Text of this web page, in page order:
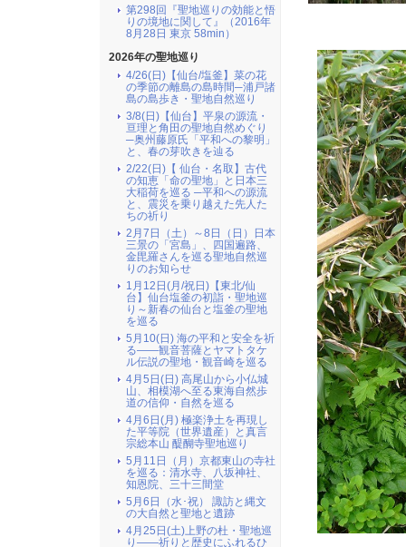
第298回『聖地巡りの効能と悟
りの境地に関して』（2016年
8月28日 東京 58min）
2026年の聖地巡り
4/26(日)【仙台/塩釜】菜の花
の季節の離島の島時間─浦戸諸
島の島歩き・聖地自然巡り
3/8(日)【仙台】平泉の源流・
亘理と角田の聖地自然めぐり
─奥州藤原氏「平和への黎明」
と、春の芽吹きを辿る
2/22(日)【 仙台・名取】古代
の知恵「命の聖地」と日本三
大稲荷を巡る ─平和への源流
と、震災を乗り越えた先人た
ちの祈り
2月7日（土）～8日（日）日本
三景の「宮島」、四国遍路、
金毘羅さんを巡る聖地自然巡
りのお知らせ
1月12日(月/祝日)【東北/仙
台】仙台塩釜の初詣・聖地巡
り～新春の仙台と塩釜の聖地
を巡る
5月10(日) 海の平和と安全を祈
る――観音菩薩とヤマトタケ
ル伝説の聖地・観音崎を巡る
4月5日(日) 高尾山から小仏城
山、相模湖へ至る東海自然歩
道の信仰・自然を巡る
4月6日(月) 極楽浄土を再現し
た平等院（世界遺産）と真言
宗総本山 醍醐寺聖地巡り
5月11日（月）京都東山の寺社
を巡る：清水寺、八坂神社、
知恩院、三十三間堂
5月6日（水･祝） 諏訪と縄文
の大自然と聖地と遺跡
4月25日(土)上野の杜・聖地巡
り――祈りと歴史にふれるひ